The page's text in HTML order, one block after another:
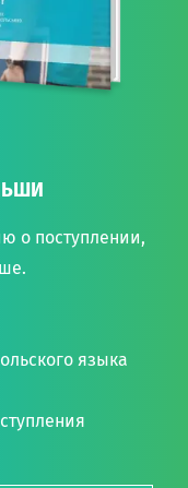
о поступлении,
языка